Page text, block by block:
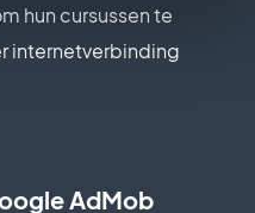
hun cursussen te
internetverbinding
AdMob